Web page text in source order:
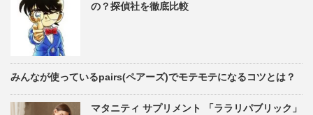
の？探偵社を徹底比較
みんなが使っているpairs(ペアーズ)でモテモテになるコツとは？
マタニティ サプリメント 「ララリパブリック」